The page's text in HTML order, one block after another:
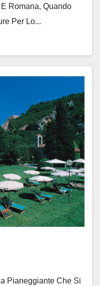
Romana, Quando
Per Lo...
Pianeggiante Che Si